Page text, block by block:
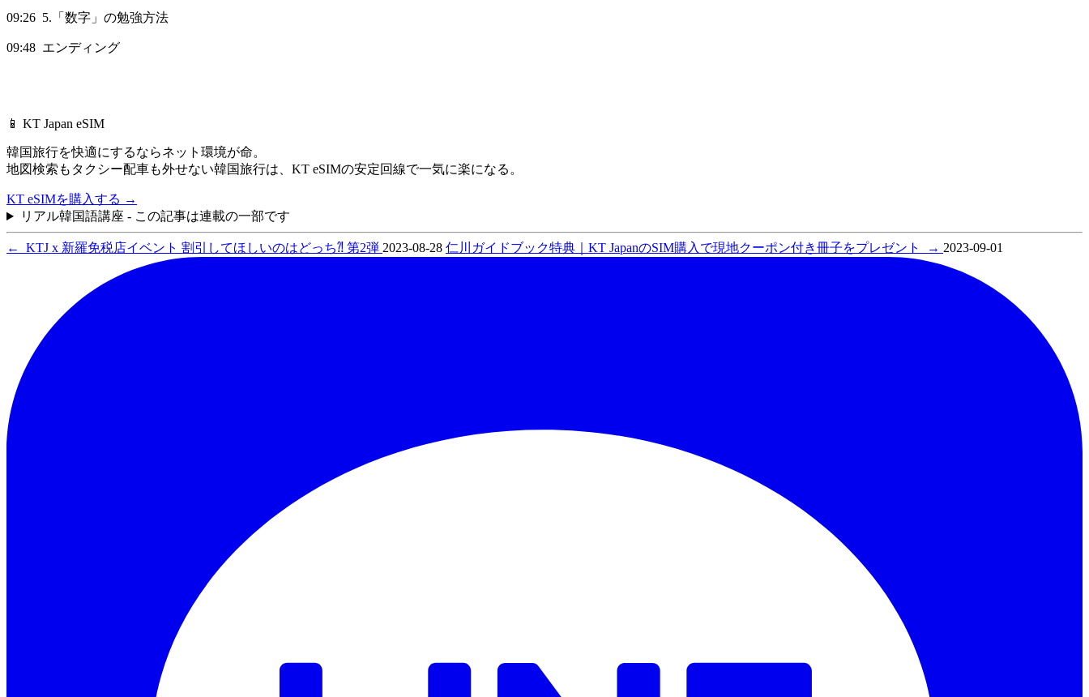
09:26 5.「数字」の勉強方法
09:48 エンディング
📱 KT Japan eSIM
韓国旅行を快適にするならネット環境が命。
地図検索もタクシー配車も外せない韓国旅行は、 KT eSIMの安定回線で一気に楽になる。
KT eSIMを購入する →
リアル韓国語講座 - この記事は連載の一部です
← KTJ x 新羅免税店イベント 割引してほしいのはどっち⁈ 第2弾 2023-08-28 仁川ガイドブック特典｜KT JapanのSIM購入で現地クーポン付き冊子をプレゼント → 2023-09-01